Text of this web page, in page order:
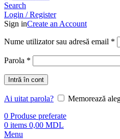
Search
Login / Register
Sign inCreate an Account
Nume utilizator sau adresă email *
Parola *
Intră în cont
Ai uitat parola?
Memorează
0 Produse preferate
0 items 0,00 MDL
Menu